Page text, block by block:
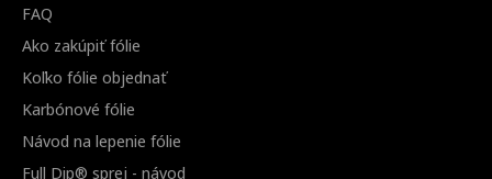
FAQ
Ako zakúpiť fólie
Koľko fólie objednať
Karbónové fólie
Návod na lepenie fólie
Full Dip® sprej - návod